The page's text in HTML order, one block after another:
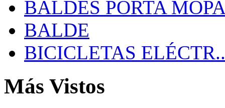
BALDES PORTA
BALDE
BICICLETAS
Más Vistos